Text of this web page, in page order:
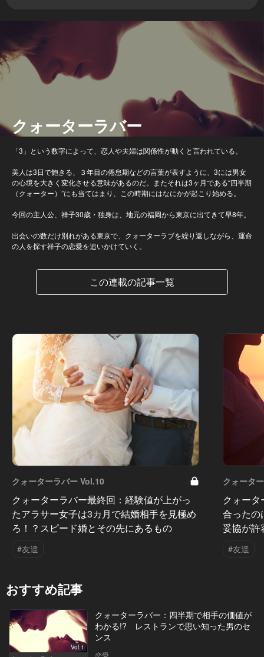
クォーターラバー
「3」という数字によって、恋人や夫婦は関係性が動くと言われている。
美人は3日で飽きる、３年目の倦怠期などの言葉が表すように、3には男女
の心境を大きく変化させる意味があるのだ。またそれは3ヶ月である“四半期
（クォーター）”にも当てはまり、この時期にはなにかが起こり始める。
今回の主人公、祥子30歳・独身は、地元の福岡から東京に出てきて早8年。
出会いの数だけ別れがある東京で、クォーターラブを繰り返しながら、運命
の人を探す祥子の恋愛を追いかけていく。
この連載の記事一覧
クォーターラバー Vol.10
クォーターラバー最終回：経験値が上がっ
たアラサー女子は3カ月で結婚相手を見極め
ろ！？スピード婚とその先にあるもの
#友達
クォータ
クォー
合ったの
妥協が許
#友達
おすすめ記事
Vol.1
クォーターラバー：四半期で相手の価値が
わかる!? レストランで思い知った男のセ
ンス